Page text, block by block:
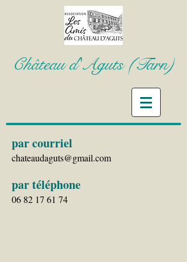
Château d'Aguts (Tarn)
par courriel
chateaudaguts@gmail.com
par téléphone
06 82 17 61 74